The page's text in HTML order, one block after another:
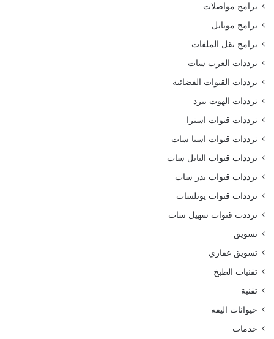
برامج مواصلات
برامج موبايل
برامج نقل الملفات
ترددات العرب سات
ترددات القنوات الفضائية
ترددات الهوت بيرد
ترددات قنوات استرا
ترددات قنوات اسيا سات
ترددات قنوات النايل سات
ترددات قنوات بدر سات
ترددات قنوات يوتلسات
ترددت قنوات سهيل سات
تسويق
تسويق عقاري
تقنيات الطبخ
تقنية
حيوانات اليفه
خدمات